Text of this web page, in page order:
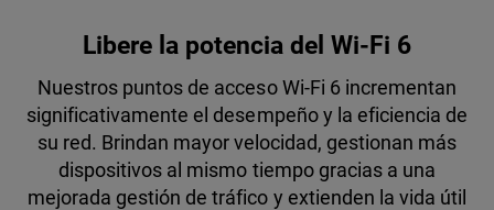
Libere la potencia del Wi-Fi 6
Nuestros puntos de acceso Wi-Fi 6 incrementan
significativamente el desempeño y la eficiencia de
su red. Brindan mayor velocidad, gestionan más
dispositivos al mismo tiempo gracias a una
mejorada gestión de tráfico y extienden la vida útil